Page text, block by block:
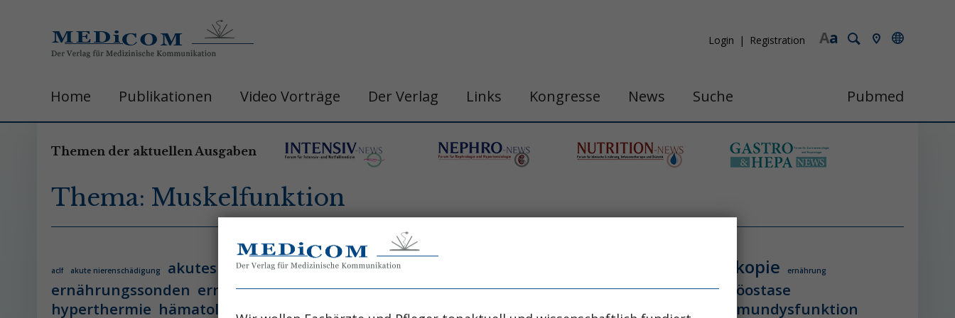
a
A
Login Registration
Home Publikationen Video Vorträge Der Verlag Links Kongresse News Suche Pubmed
Themen der aktuellen Ausgaben
Thema: Muskelfunktion
aclf akute nierenschädigung akutes leberversagen belastungshitzschlag endoskopie ernährung
ernährungssonden ernährungstherapie gastro&hepa-news hepatologie hitzschlag homöostase
hyperthermie hämatologie hämatologische neoplasie hämodynamische optimierung
immundysfunktion